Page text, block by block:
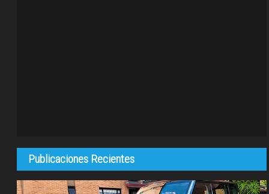
Publicaciones Recientes